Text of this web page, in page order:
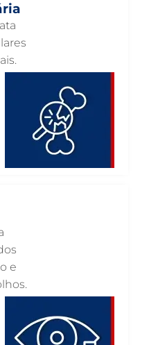
EM GUARULHOS
GUARULHOS
e